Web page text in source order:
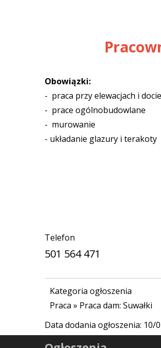
Obowiązki:
- praca przy elewacjach i
- prace ogólnobudowlane
- murowanie
- układanie glazury i terakoty
Telefon
501 564 471
Kategoria ogłoszenia
Praca » Praca dam: Suwałki
Data dodania ogłoszenia: 10/